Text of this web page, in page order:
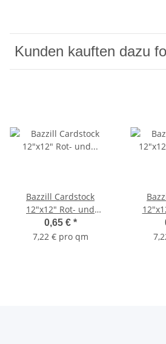
Kunden kauften dazu
Bazzill Cardstock
12"x12" Rot- und
Rosatöne - Paris
0,65 € *
7,22 € pro qm
Witch